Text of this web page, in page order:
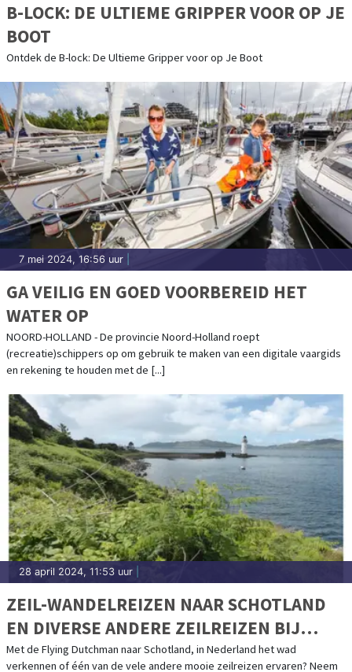
B-LOCK: DE ULTIEME GRIPPER VOOR OP JE
BOOT
Ontdek de B-lock: De Ultieme Gripper voor op Je Boot
7 mei 2024, 16:56 uur
GA VEILIG EN GOED VOORBEREID HET
WATER OP
NOORD-HOLLAND - De provincie Noord-Holland roept
(recreatie)schippers op om gebruik te maken van een digitale vaargids
en rekening te houden met de [...]
28 april 2024, 11:53 uur
ZEIL-WANDELREIZEN NAAR SCHOTLAND
EN DIVERSE ANDERE ZEILREIZEN BIJ
ZEILEN MET INI
Met de Flying Dutchman naar Schotland, in Nederland het wad
verkennen of één van de vele andere mooie zeilreizen ervaren? Neem